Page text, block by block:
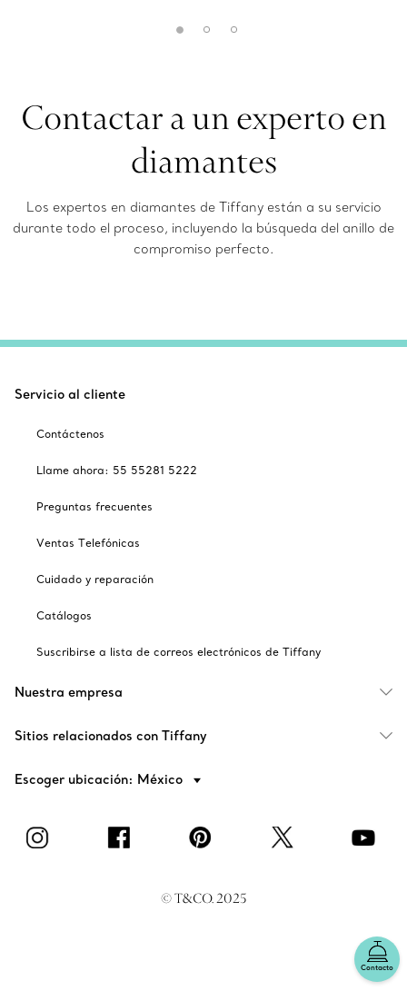
Contactar a un experto en
diamantes
Los expertos en diamantes de Tiffany están a su servicio
durante todo el proceso, incluyendo la búsqueda del anillo de
compromiso perfecto.
Contacto
Servicio al cliente
Contáctenos
Llame ahora: 55 55281 5222
Preguntas frecuentes
Ventas Telefónicas
Cuidado y reparación
Catálogos
Suscribirse a lista de correos electrónicos de Tiffany
Nuestra empresa
Sitios relacionados con Tiffany
Escoger ubicación: México
© T&CO. 2025